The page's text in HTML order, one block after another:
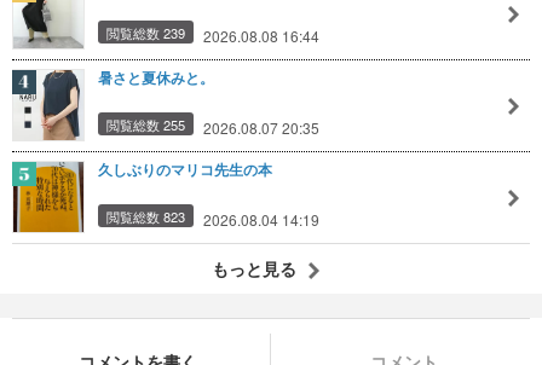
閲覧総数 239 2026.08.08 16:44
暑さと夏休みと。
閲覧総数 255 2026.08.07 20:35
久しぶりのマリコ先生の本
閲覧総数 823 2026.08.04 14:19
もっと見る